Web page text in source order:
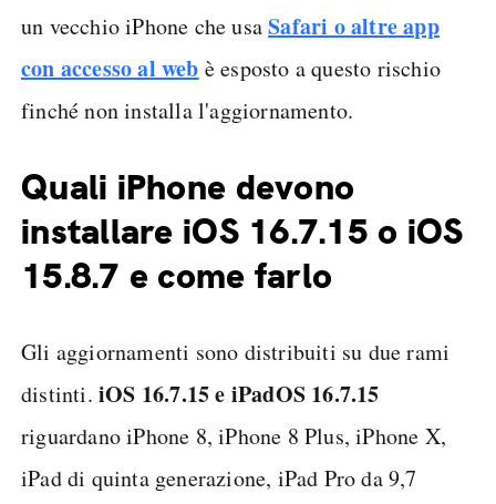
un vecchio iPhone che usaSafari o altre app
con accesso al web è esposto a questo rischio
finché non installa l'aggiornamento.
Quali iPhone devono
installare iOS 16.7.15 o iOS
15.8.7 e come farlo
Gli aggiornamenti sono distribuiti su due rami
distinti. iOS 16.7.15 e iPadOS 16.7.15
riguardano iPhone 8, iPhone 8 Plus, iPhone X,
iPad di quinta generazione, iPad Pro da 9,7